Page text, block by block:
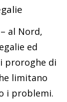
al Nord,
ed
proroghe di
limitano
i problemi.